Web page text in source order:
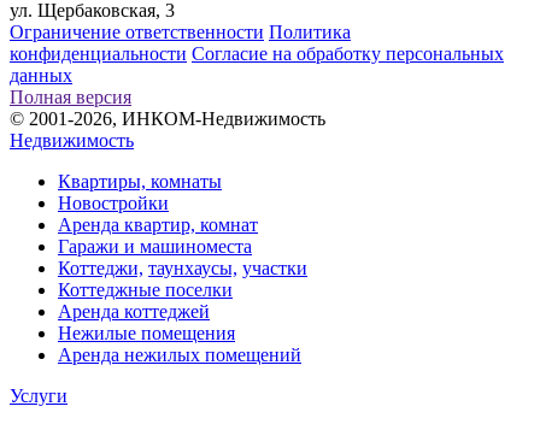
ул. Щербаковская, 3
Ограничение ответственности Политика
конфиденциальности Согласие на обработку персональных
данных
Полная версия
© 2001-2026, ИНКОМ-Недвижимость
Недвижимость
Квартиры, комнаты
Новостройки
Аренда квартир, комнат
Гаражи и машиноместа
Коттеджи, таунхаусы, участки
Коттеджные поселки
Аренда коттеджей
Нежилые помещения
Аренда нежилых помещений
Услуги